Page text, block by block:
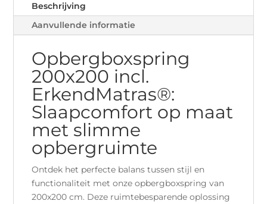
Beschrijving
Aanvullende informatie
Opbergboxspring
200x200 incl.
ErkendMatras®:
Slaapcomfort op maat
met slimme
opbergruimte
Ontdek het perfecte balans tussen stijl en
functionaliteit met onze opbergboxspring van
200x200 cm. Deze ruimtebesparende oplossing